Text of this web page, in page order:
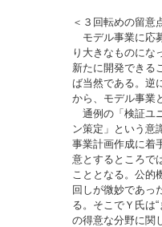
＜３回転めの留意
モデル事業に応
り大きなものにな
新たに開発できる
ば当然である。逆
から、モデル事業
通例の「検証ユ
ン策定」という意
事業計画作成に着
意とするところで
こととなる。公的
回しが微妙であっ
る。そこでＹ氏は
の得意な分野に関